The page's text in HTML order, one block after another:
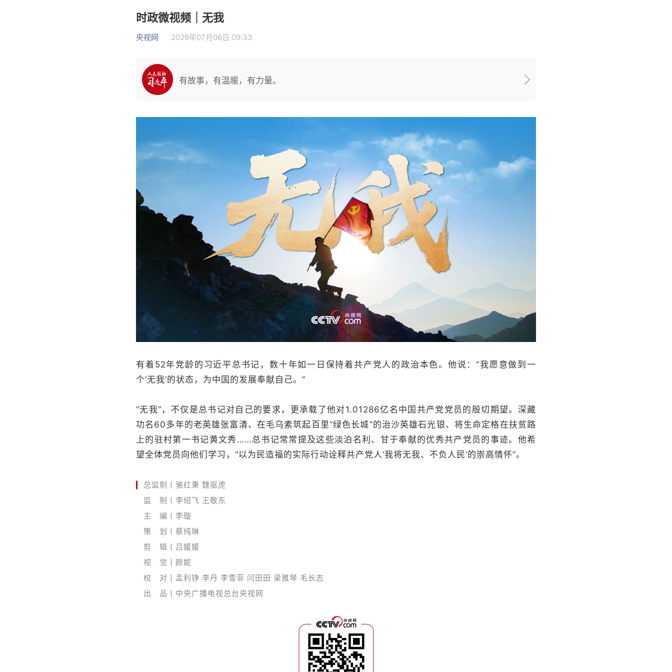
时政微视频｜无我
央视网 2026年07月06日 09:33
有故事，有温暖，有力量。
有着52年党龄的习近平总书记，数十年如一日保持着共产党人的政治本色。他说：“我愿意做到一
个‘无我’的状态，为中国的发展奉献自己。”
“无我”，不仅是总书记对自己的要求，更承载了他对1.01286亿名中国共产党党员的殷切期望。深藏
功名60多年的老英雄张富清、在毛乌素筑起百里“绿色长城”的治沙英雄石光银、将生命定格在扶贫路
上的驻村第一书记黄文秀……总书记常常提及这些淡泊名利、甘于奉献的优秀共产党员的事迹。他希
望全体党员向他们学习，“以为民造福的实际行动诠释共产党人‘我将无我、不负人民’的崇高情怀”。
总监制丨骆红秉 魏驱虎
监 制丨李绍飞 王敬东
主 编丨李璇
策 划丨蔡纯琳
剪 辑丨吕媛媛
视 觉丨颜妮
校 对丨孟利铮 李丹 李雪菲 闫田田 梁雅琴 毛长志
出 品丨中央广播电视总台央视网